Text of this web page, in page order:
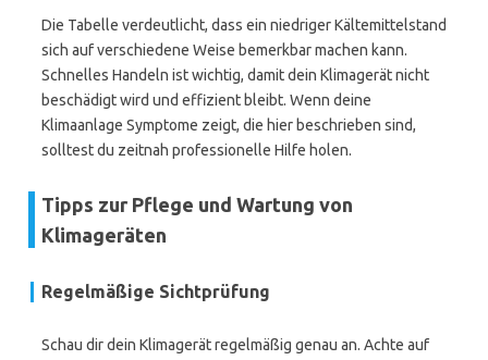
Die Tabelle verdeutlicht, dass ein niedriger Kältemittelstand
sich auf verschiedene Weise bemerkbar machen kann.
Schnelles Handeln ist wichtig, damit dein Klimagerät nicht
beschädigt wird und effizient bleibt. Wenn deine
Klimaanlage Symptome zeigt, die hier beschrieben sind,
solltest du zeitnah professionelle Hilfe holen.
Tipps zur Pflege und Wartung von
Klimageräten
Regelmäßige Sichtprüfung
Schau dir dein Klimagerät regelmäßig genau an. Achte auf